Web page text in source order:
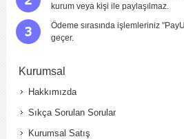
kurum veya kişi ile paylaşılmaz.
Ödeme sırasında işlemleriniz
geçer.
Kurumsal
Hakkımızda
Sıkça Sorulan Sorular
Kurumsal Satış